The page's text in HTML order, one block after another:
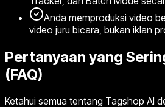
Anda memproduksi video
video juru bicara, bukan iklan
Pertanyaan yang
(FAQ)
Ketahui semua tentang Tagshop AI